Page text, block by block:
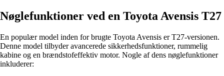
Nøglefunktioner ved en Toyota Avensis T27
En populær model inden for brugte Toyota Avensis er T27-versionen.
Denne model tilbyder avancerede sikkerhedsfunktioner, rummelig
kabine og en brændstofeffektiv motor. Nogle af dens nøglefunktioner
inkluderer: